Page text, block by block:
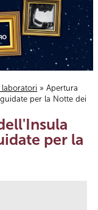
laboratori » Apertura
per la Notte dei
per la